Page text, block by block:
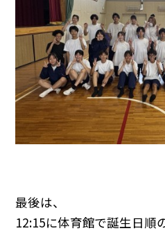
最後は、
12:15に体育館で誕生日順